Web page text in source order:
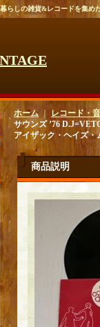
らしの雑貨&レコードを集め
ホーム｜ レコード・
サウンズ ’76
アイザック・ヘイズ
商品説明